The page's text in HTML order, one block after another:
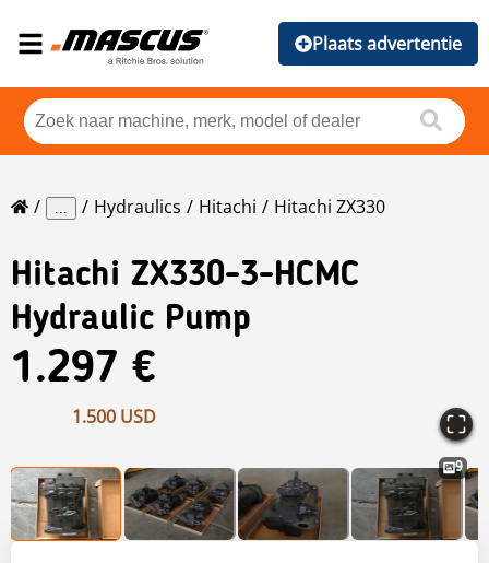
Plaats advertentie
... Hydraulics Hitachi Hitachi ZX330
Hitachi ZX330-3-HCMC
Hydraulic Pump
1.297 €
1.500 USD
9